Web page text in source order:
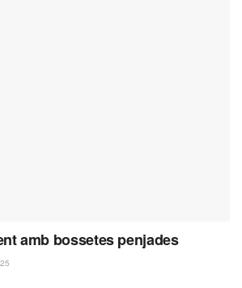
amb bossetes penjades